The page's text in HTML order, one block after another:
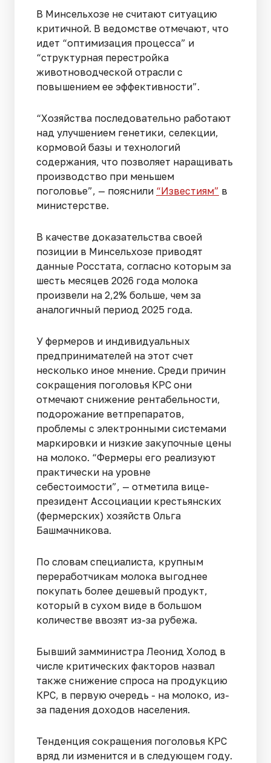
В Минсельхозе не считают ситуацию
критичной. В ведомстве отмечают, что
идет “оптимизация процесса” и
“структурная перестройка
животноводческой отрасли с
повышением ее эффективности”.
“Хозяйства последовательно работают
над улучшением генетики, селекции,
кормовой базы и технологий
содержания, что позволяет наращивать
производство при меньшем
поголовье”, — пояснили “Известиям” в
министерстве.
В качестве доказательства своей
позиции в Минсельхозе приводят
данные Росстата, согласно которым за
шесть месяцев 2026 года молока
произвели на 2,2% больше, чем за
аналогичный период 2025 года.
У фермеров и индивидуальных
предпринимателей на этот счет
несколько иное мнение. Среди причин
сокращения поголовья КРС они
отмечают снижение рентабельности,
подорожание ветпрепаратов,
проблемы с электронными системами
маркировки и низкие закупочные цены
на молоко. “Фермеры его реализуют
практически на уровне
себестоимости”, — отметила вице-
президент Ассоциации крестьянских
(фермерских) хозяйств Ольга
Башмачникова.
По словам специалиста, крупным
переработчикам молока выгоднее
покупать более дешевый продукт,
который в сухом виде в большом
количестве ввозят из-за рубежа.
Бывший замминистра Леонид Холод в
числе критических факторов назвал
также снижение спроса на продукцию
КРС, в первую очередь - на молоко, из-
за падения доходов населения.
Тенденция сокращения поголовья КРС
вряд ли изменится и в следующем году.